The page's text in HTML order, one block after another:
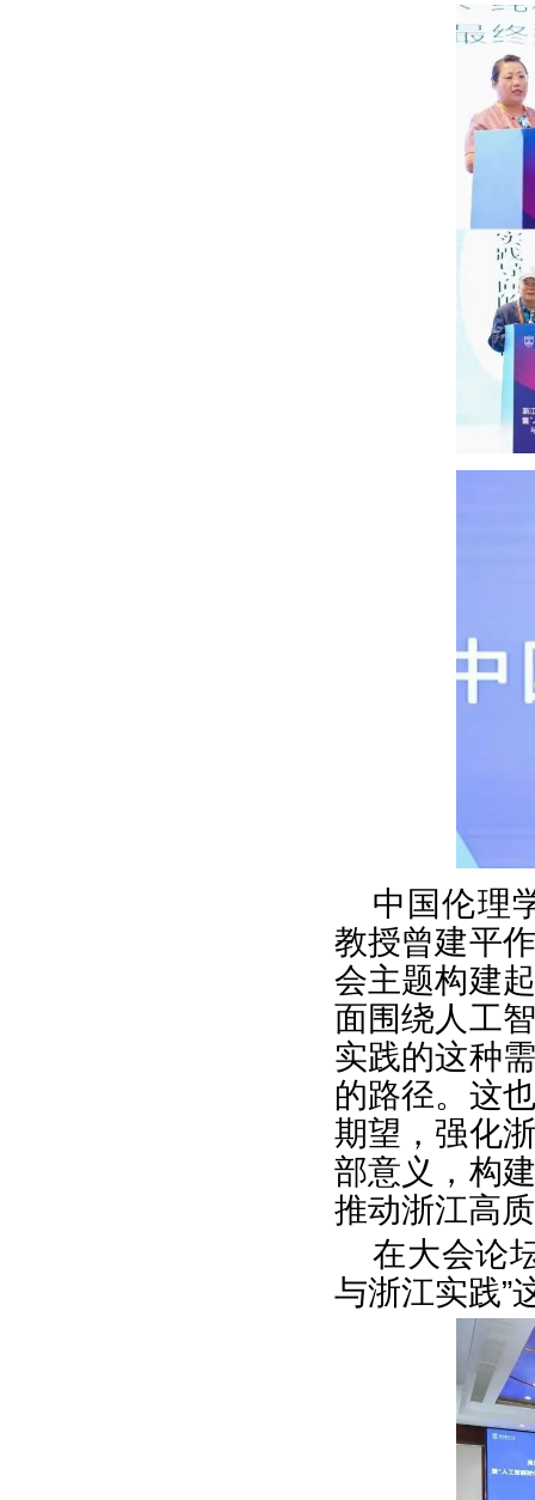
中国伦理
教授曾建平
会主题构建
面围绕人工
实践的这种
的路径。这
期望，强化
部意义，构
推动浙江高
在大会论
与浙江实践”